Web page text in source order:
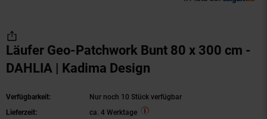
Läufer Geo-Patchwork Bunt 80 x 300 cm -
DAHLIA | Kadima Design
Verfügbarkeit:
Nur noch 10 Stück verfügbar
Lieferzeit:
ca. 4 Werktage